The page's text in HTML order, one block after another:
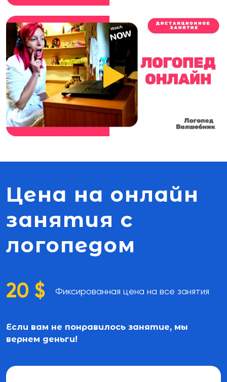
Цена на онлайн
занятия с
логопедом
20 $
Фиксированная цена на все занятия
Если вам не понравилось занятие, мы
вернем деньги!